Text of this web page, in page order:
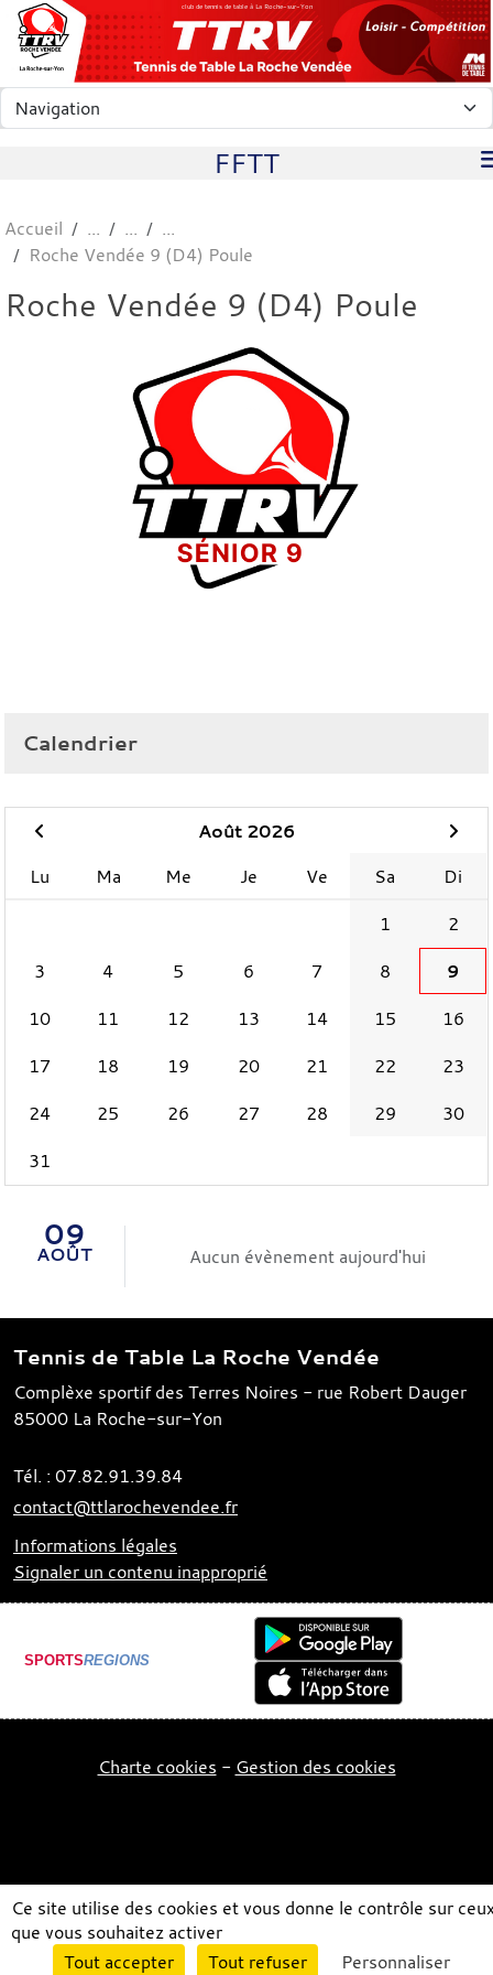
club de tennis de table à La Roche-sur-Yon
FFTT
Accueil
Roche Vendée 9 (D4) Poule
Roche Vendée 9 (D4) Poule
Calendrier
Août 2026
Lu
Ma Me Je Ve Sa
Di
1
2
3
4 5 6 7 8
9
10
11 12 13 14 15
16
17
18 19 20 21 22
23
24
25 26 27 28 29
30
31
09
AOÛT Aucun évènement aujourd'hui
Tennis de Table La Roche Vendée
Complèxe sportif des Terres Noires - rue Robert Dauger
85000 La Roche-sur-Yon
Tél. : 07.82.91.39.84
contact@ttlarochevendee.fr
Informations légales
Signaler un contenu inapproprié
SPORTSREGIONS
Charte cookies Gestion des cookies
Envie de participer ? Connexion
Panneau de gestion des cookies
Ce site utilise des cookies et vous donne le contrôle sur
que vous souhaitez activer
Tout accepter
Tout refuser Personnaliser